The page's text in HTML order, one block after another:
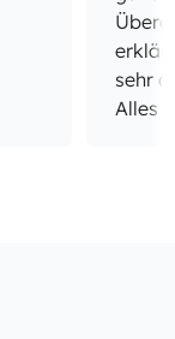
sehr
Alles